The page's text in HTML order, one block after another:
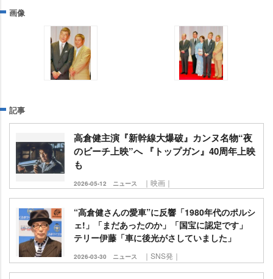
画像
記事
高倉健主演『新幹線大爆破』カンヌ名物“夜
のビーチ上映”へ 『トップガン』40周年上映
も
2026-05-12 ニュース ｜映画｜
“高倉健さんの愛車”に反響「1980年代のポルシ
ェ!」「まだあったのか」「国宝に認定です」
テリー伊藤「車に後光がさしていました」
2026-03-30 ニュース ｜SNS発｜